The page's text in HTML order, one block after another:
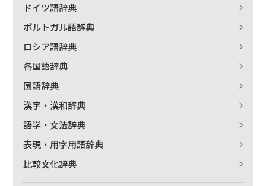
ドイツ語辞典
ポルトガル語辞典
ロシア語辞典
各国語辞典
国語辞典
漢字・漢和辞典
語学・文法辞典
表現・用字用語辞典
比較文化辞典